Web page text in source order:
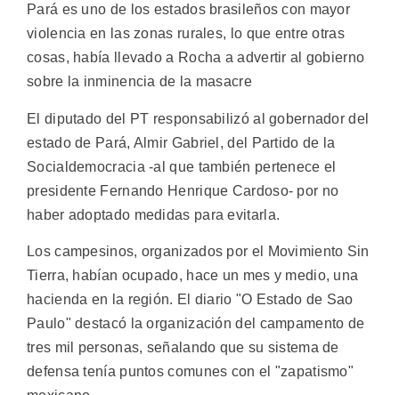
Pará es uno de los estados brasileños con mayor
violencia en las zonas rurales, lo que entre otras
cosas, había llevado a Rocha a advertir al gobierno
sobre la inminencia de la masacre
El diputado del PT responsabilizó al gobernador del
estado de Pará, Almir Gabriel, del Partido de la
Socialdemocracia -al que también pertenece el
presidente Fernando Henrique Cardoso- por no
haber adoptado medidas para evitarla.
Los campesinos, organizados por el Movimiento Sin
Tierra, habían ocupado, hace un mes y medio, una
hacienda en la región. El diario "O Estado de Sao
Paulo" destacó la organización del campamento de
tres mil personas, señalando que su sistema de
defensa tenía puntos comunes con el "zapatismo"